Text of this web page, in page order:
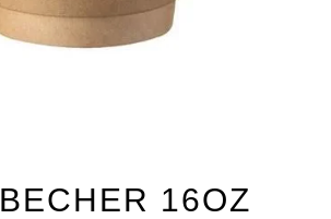
16OZ